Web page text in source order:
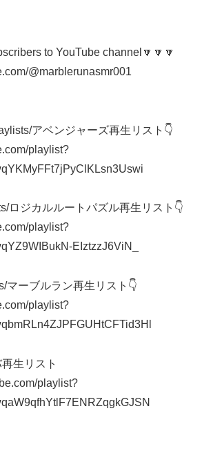
to YouTube channel🔽🔽🔽
@marblerunasmr001
アベンジャーズ再生リスト👇️
playlist?
ロジカルルートパズル再生リスト👇️
playlist?
EIztzzJ6ViN_
マーブルラン再生リスト👇️
playlist?
生リスト
playlist?